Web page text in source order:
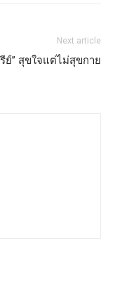
Next article
ย์” สุขใจแต่ไม่สุขกาย